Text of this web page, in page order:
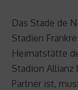
Das Stade de
Stadien
Heimatstätte
Stadion Allianz
Partner ist,